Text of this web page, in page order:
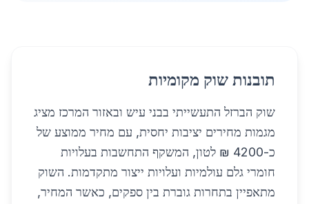
תובנות שוק מקומיות
שוק הברזל התעשייתי בבני עיש ובאזור המרכז מציג
מגמות מחירים יציבות יחסית, עם מחיר ממוצע של
כ-4200 ₪ לטון, המשקף התחשבות בעלויות
חומרי גלם עולמיות ועלויות ייצור מתקדמות. השוק
מתאפיין בתחרות גוברת בין ספקים, כאשר המחיר,